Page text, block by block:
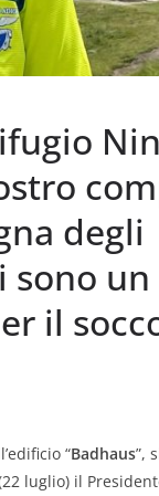
degli
sono un
il
“Badhaus”,
luglio) il